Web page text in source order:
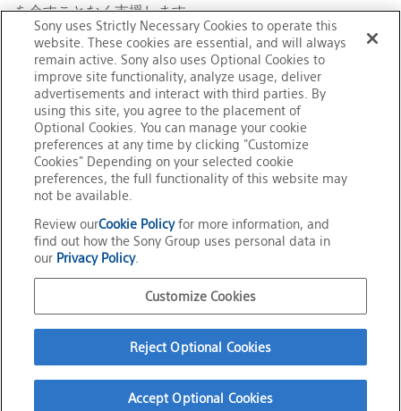
を余すことなく支援します。
会期中は、ブース内に設けられたステージで、『Airpeak
S1』に関するプレゼンテーションも行う予定です。
※12： 詳細はこちらのお知らせをご覧ください。
「プロフェッショナル向けドローン『Airpeak S1』の受注
を開始」
記載されている会社および商品名は、各社の商標または登録商
標です。
トップ 国際放送機器展「NAB Show 2022」に出展
Sony uses Strictly Necessary Cookies to operate this
website. These cookies are essential, and will always
remain active. Sony also uses Optional Cookies to
improve site functionality, analyze usage, deliver
advertisements and interact with third parties. By
using this site, you agree to the placement of
Optional Cookies. You can manage your cookie
preferences at any time by clicking "Customize
Cookies" Depending on your selected cookie
preferences, the full functionality of this website may
not be available.
Review ourCookie Policyfor more information, and
find out how the Sony Group uses personal data in
our Privacy Policy.
Customize Cookies
Reject Optional Cookies
Accept Optional Cookies